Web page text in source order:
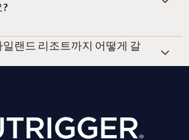
?
일랜드 리조트까지 어떻게 갈